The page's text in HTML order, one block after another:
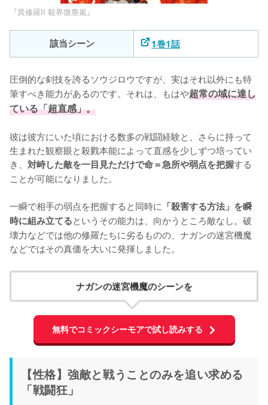
『異修羅II 殺界微塵嵐』
該当シーン 1巻1話
圧倒的な剣技を誇るソウジロウですが、実はそれ以外にも特
筆すべき能力があるのです。それは、もはや超常の域に達し
ている「超直感」。
彼は彼方にいた頃における数多の戦闘経験と、さらに持って
生まれた観察眼と殺戮本能によって直感を少しずつ培ってい
き、 対峙した敵を一目見ただけで命＝急所や弱点を把握する
ことが可能になりました。
一瞬で相手の弱点を把握すると同時に 「殺害する方法」を瞬
時に組み立てるというその能力は、向かうところ敵なし。破
壊力などでは他の修羅たちに劣るものの、ナガンの迷宮機魔
などではその真価を大いに発揮しました。
ナガンの迷宮機魔のシーンを
無料でコミックシーモアで試し読みする
【性格】強敵と戦うことのみを追い求める
「戦闘狂」